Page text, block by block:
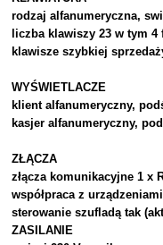
rodzaj alfanumeryczna,
liczba klawiszy 23 w tym 4
klawisze szybkiej
WYŚWIETLACZE
klient alfanumeryczny,
kasjer alfanumeryczny,
ZŁĄCZA
złącza komunikacyjne 1 x
współpraca z
sterowanie szufladą tak
ZASILANIE